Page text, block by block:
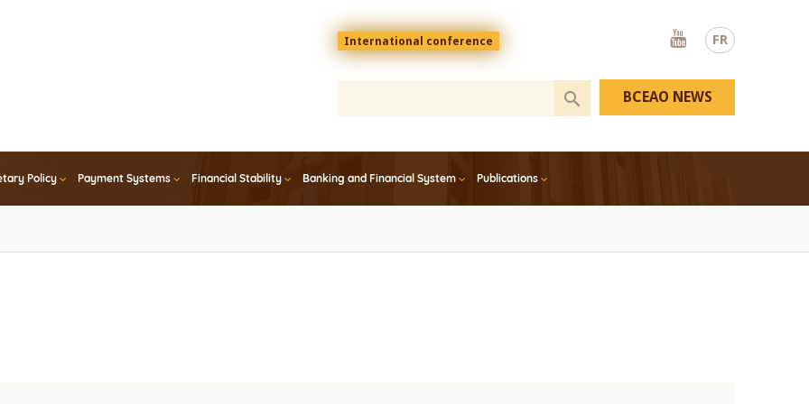
FR
Menu
top
En
International conference
Youtube
Policy Payment Systems Financial Stability Banking and Financial System Publications
BCEAO NEWS